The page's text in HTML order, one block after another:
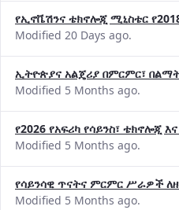
የኢኖቬሽንና ቴክኖሎጂ ሚኒስቴር
Modified 20 Days ago.
ኢትዮጵያና አልጄሪያ በምርምር፣
Modified 5 Months ago.
የ2026 የአፍሪካ የሳይንስ፣
Modified 5 Months ago.
የሳይንሳዊ ጥናትና ምርምር ሥራዎች
Modified 5 Months ago.